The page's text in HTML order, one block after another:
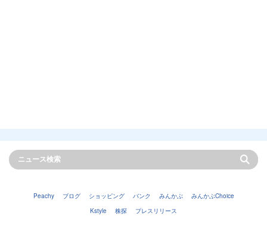
Peachy ブログ ショッピング バンク みんかぶ
みんかぶChoice
Kstyle
株探 プレスリリース